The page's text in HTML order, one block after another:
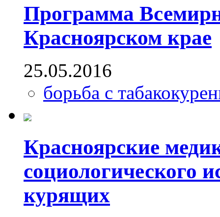
Программа
Красноярском крае
25.05.2016
борьба с
Красноярские
социологического
курящих